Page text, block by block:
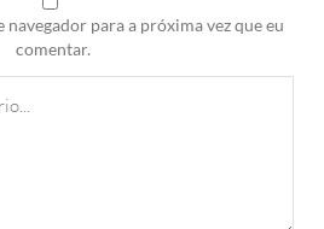
navegador para a próxima vez que eu
comentar.